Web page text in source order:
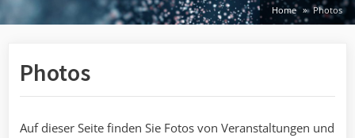
Home Photos
Photos
Auf dieser Seite finden Sie Fotos von Veranstaltungen und